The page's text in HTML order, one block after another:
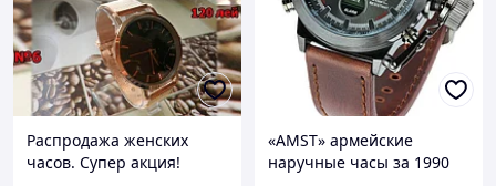
Распродажа женских
часов. Супер акция!
«AMST» армейские
наручные часы за 1990